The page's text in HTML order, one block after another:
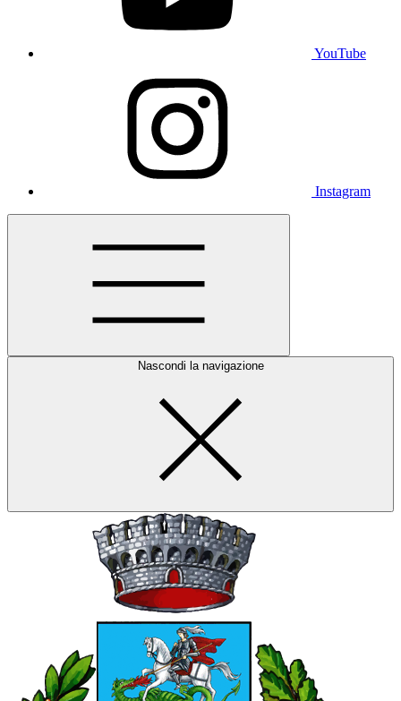
YouTube
Instagram
Nascondi la navigazione